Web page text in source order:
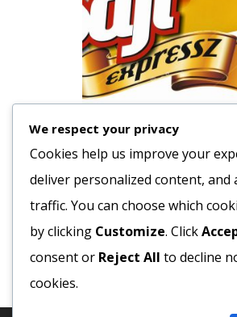
Fagy. Ceruzabab Zsenge
1116Ft
Bruttó egység ár:ft/kg.
Kosárba teszem
We respect your privacy
Cookies help us improve your
deliver personalized content, and
traffic. You can choose which
by clicking Customize. Click
consent or Reject All to decline
cookies.